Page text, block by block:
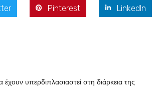
Pinterest LinkedIn
υπερδιπλασιαστεί στη διάρκεια της